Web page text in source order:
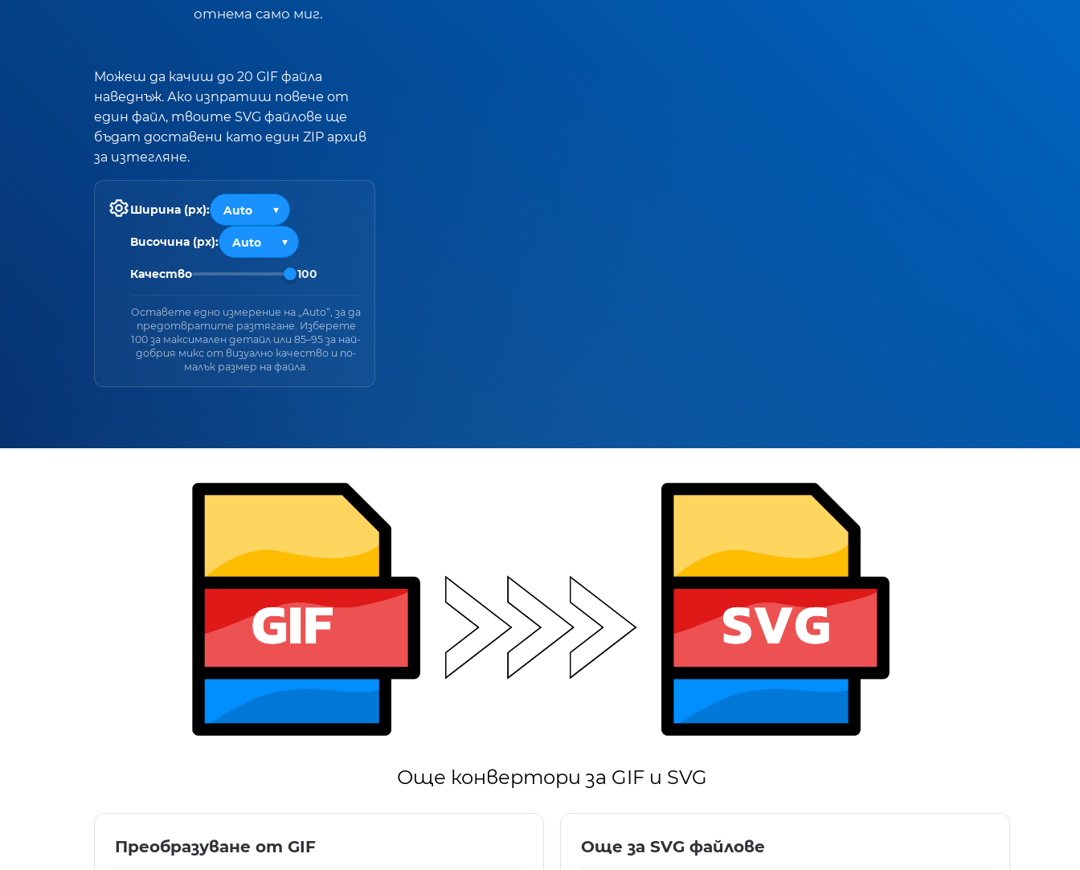
отнема само миг.
Можеш да качиш до 20 GIF файла
наведнъж. Ако изпратиш повече от
един файл, твоите SVG файлове ще
бъдат доставени като един ZIP архив
за изтегляне.
Ширина (px):
Височина (px):
Качество 100
Оставете едно измерение на „Auto“, за да
предотвратите разтягане. Изберете
100 за максимален детайл или 85–95 за най-
добрия микс от визуално качество и по-
малък размер на файла.
Още конвертори за GIF и SVG
Преобразуване от GIF Още за SVG файлове